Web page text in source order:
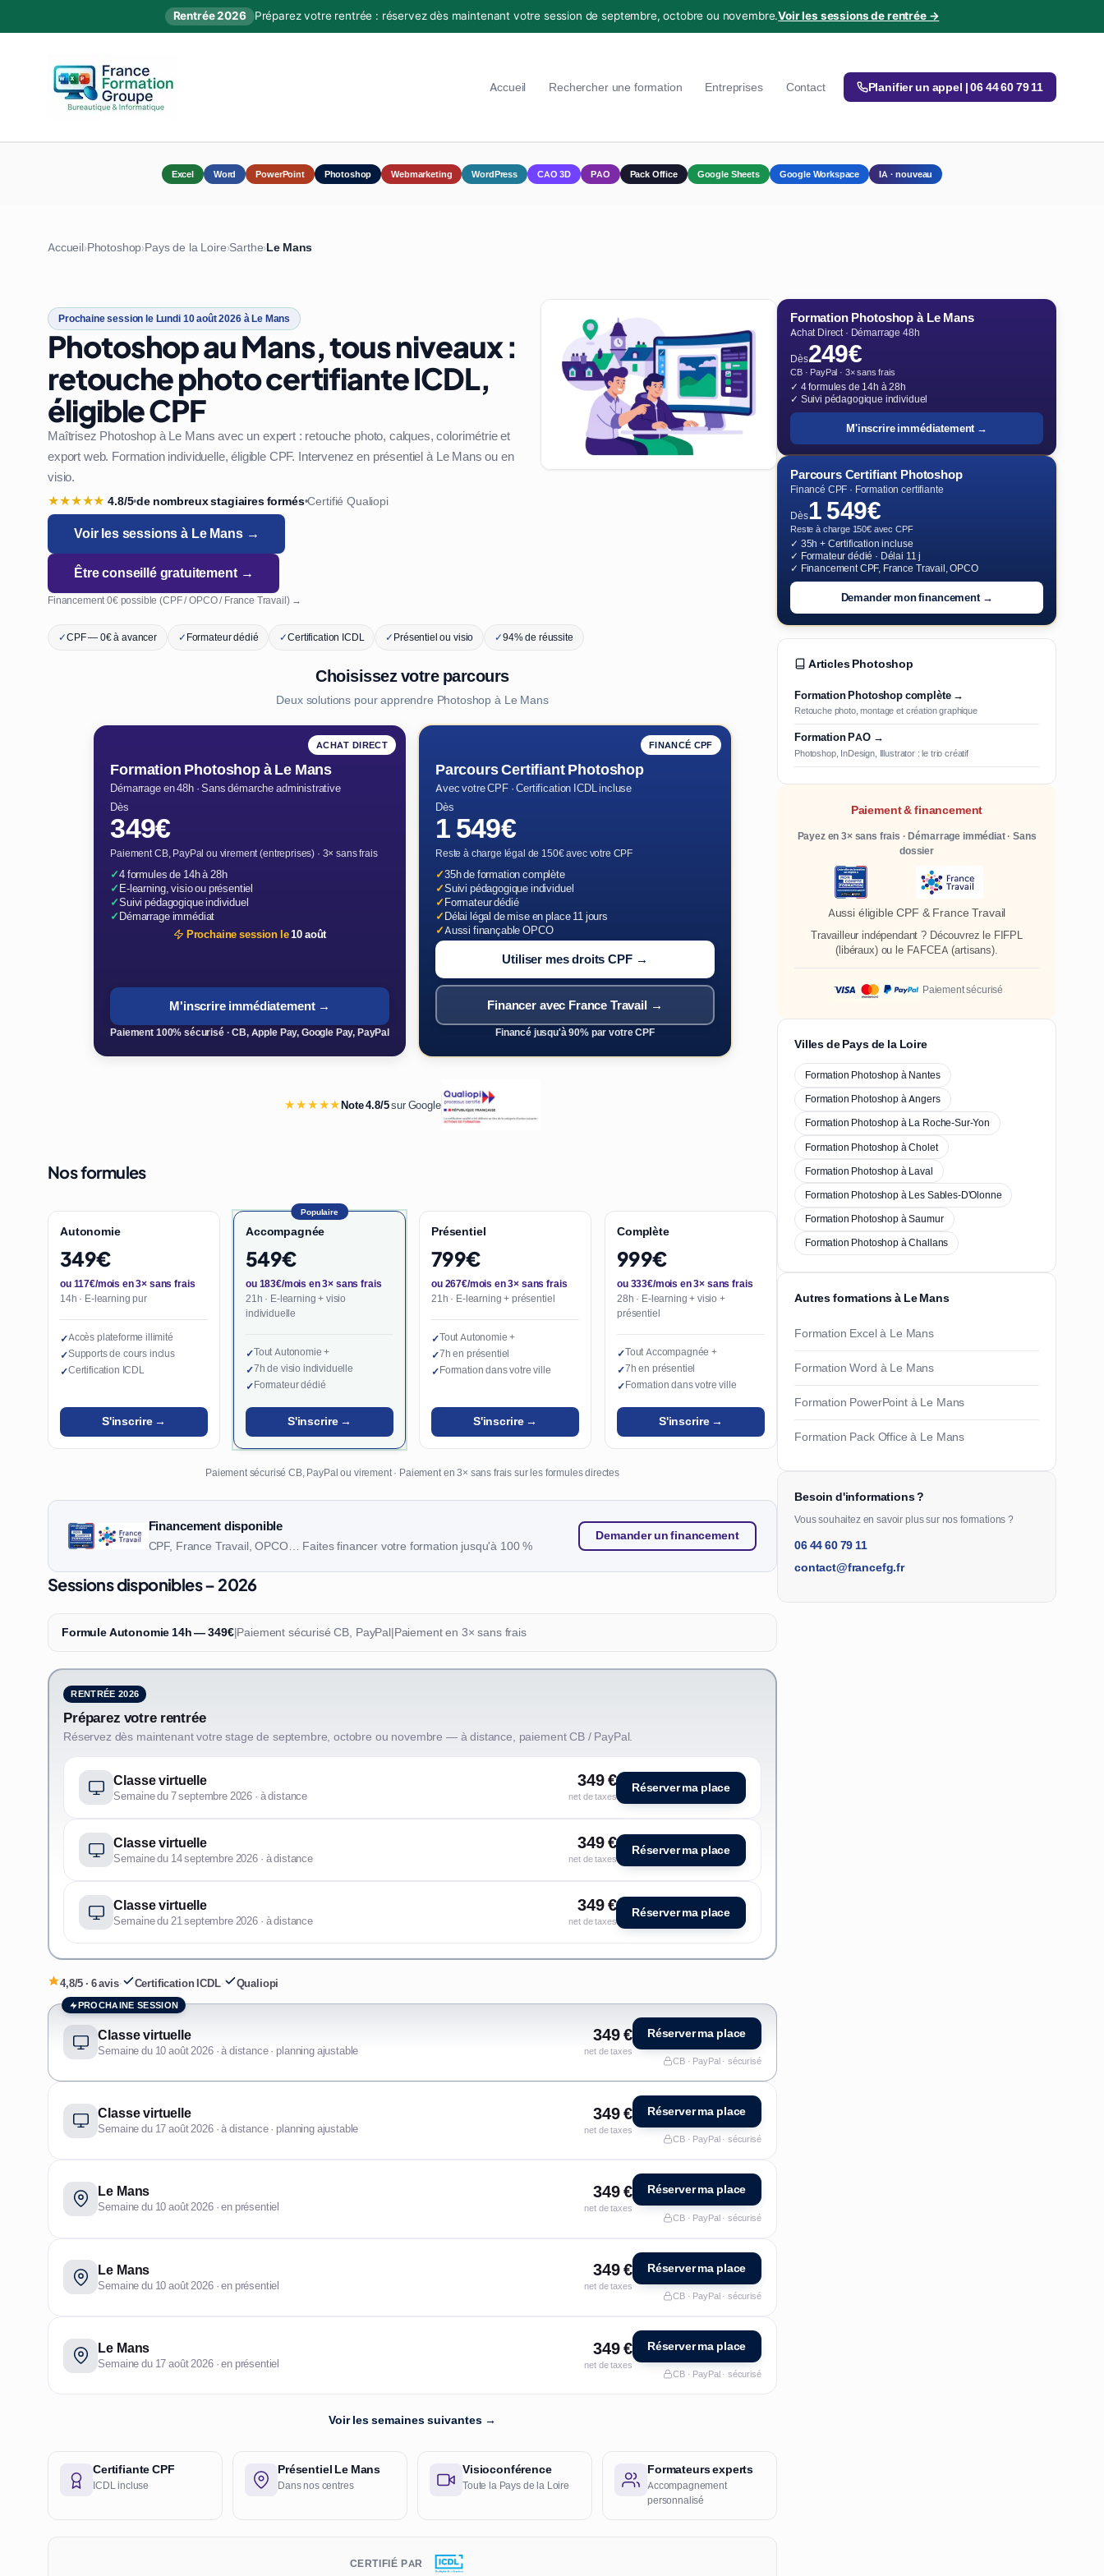
Rentrée 2026 Préparez votre rentrée : réservez dès maintenant votre session de septembre, octobre ou novembre.Voir les sessions de rentrée →
Accueil Rechercher une formation Entreprises Contact Planifier un appel | 06 44 60 79 11
Excel Word PowerPoint Photoshop Webmarketing WordPress CAO 3D PAO Pack Office Google Sheets Google Workspace IA · nouveau
Accueil›Photoshop›Pays de la Loire›Sarthe›Le Mans
Prochaine session le Lundi 10 août 2026 à Le Mans
Photoshop au Mans, tous niveaux :
retouche photo certifiante ICDL,
éligible CPF
Maîtrisez Photoshop à Le Mans avec un expert : retouche photo, calques, colorimétrie et
export web. Formation individuelle, éligible CPF. Intervenez en présentiel à Le Mans ou en
visio.
★★★★★ 4.8/5•de nombreux stagiaires formés•Certifié Qualiopi
Voir les sessions à Le Mans →
Être conseillé gratuitement →
Financement 0€ possible (CPF / OPCO / France Travail) →
✓CPF — 0€ à avancer ✓Formateur dédié ✓Certification ICDL ✓Présentiel ou visio ✓94% de réussite
Choisissez votre parcours
Deux solutions pour apprendre Photoshop à Le Mans
ACHAT DIRECT
Formation Photoshop à Le Mans
Démarrage en 48h · Sans démarche administrative
Dès
349€
Paiement CB, PayPal ou virement (entreprises) · 3× sans frais
✓4 formules de 14h à 28h
✓E-learning, visio ou présentiel
✓Suivi pédagogique individuel
✓Démarrage immédiat
Prochaine session le10 août
M'inscrire immédiatement →
Paiement 100% sécurisé · CB, Apple Pay, Google Pay, PayPal
FINANCÉ CPF
Parcours Certifiant Photoshop
Avec votre CPF · Certification ICDL incluse
Dès
1 549€
Reste à charge légal de 150€ avec votre CPF
✓35h de formation complète
✓Suivi pédagogique individuel
✓Formateur dédié
✓Délai légal de mise en place 11 jours
✓Aussi finançable OPCO
Utiliser mes droits CPF →
Financer avec France Travail →
Financé jusqu'à 90% par votre CPF
★★★★★Note 4.8/5sur Google
Nos formules
Autonomie
349€
ou 117€/mois en 3× sans frais
14h · E-learning pur
✓Accès plateforme illimité
✓Supports de cours inclus
✓Certification ICDL
S'inscrire →
Populaire
Accompagnée
549€
ou 183€/mois en 3× sans frais
21h · E-learning + visio
individuelle
✓Tout Autonomie +
✓7h de visio individuelle
✓Formateur dédié
S'inscrire →
Présentiel
799€
ou 267€/mois en 3× sans frais
21h · E-learning + présentiel
✓Tout Autonomie +
✓7h en présentiel
✓Formation dans votre ville
S'inscrire →
Complète
999€
ou 333€/mois en 3× sans frais
28h · E-learning + visio +
présentiel
✓Tout Accompagnée +
✓7h en présentiel
✓Formation dans votre ville
S'inscrire →
Paiement sécurisé CB, PayPal ou virement · Paiement en 3× sans frais sur les formules directes
Financement disponible
CPF, France Travail, OPCO… Faites financer votre formation jusqu'à 100 %
Demander un financement
Sessions disponibles – 2026
Formule Autonomie 14h — 349€|Paiement sécurisé CB, PayPal|Paiement en 3× sans frais
RENTRÉE 2026
Préparez votre rentrée
Réservez dès maintenant votre stage de septembre, octobre ou novembre — à distance, paiement CB / PayPal.
Classe virtuelle
Semaine du 7 septembre 2026 · à distance
349 €
net de taxes
Réserver ma place
Classe virtuelle
Semaine du 14 septembre 2026 · à distance
349 €
net de taxes
Réserver ma place
Classe virtuelle
Semaine du 21 septembre 2026 · à distance
349 €
net de taxes
Réserver ma place
4,8/5 · 6 avis· Certification ICDL· Qualiopi
PROCHAINE SESSION
Classe virtuelle
Semaine du 10 août 2026 · à distance · planning ajustable
349 €
net de taxes
Réserver ma place
CB · PayPal · sécurisé
Classe virtuelle
Semaine du 17 août 2026 · à distance · planning ajustable
349 €
net de taxes
Réserver ma place
CB · PayPal · sécurisé
Le Mans
Semaine du 10 août 2026 · en présentiel
349 €
net de taxes
Réserver ma place
CB · PayPal · sécurisé
Le Mans
Semaine du 10 août 2026 · en présentiel
349 €
net de taxes
Réserver ma place
CB · PayPal · sécurisé
Le Mans
Semaine du 17 août 2026 · en présentiel
349 €
net de taxes
Réserver ma place
CB · PayPal · sécurisé
Voir les semaines suivantes →
Certifiante CPF
ICDL incluse
Présentiel Le Mans
Dans nos centres
Visioconférence
Toute la Pays de la Loire
Formateurs experts
Accompagnement
personnalisé
CERTIFIÉ PAR
Formation Photoshop à Le Mans
Achat Direct · Démarrage 48h
Dès249€
CB · PayPal · 3× sans frais
✓ 4 formules de 14h à 28h
✓ Suivi pédagogique individuel
M'inscrire immédiatement →
Parcours Certifiant Photoshop
Financé CPF · Formation certifiante
Dès1 549€
Reste à charge 150€ avec CPF
✓ 35h + Certification incluse
✓ Formateur dédié · Délai 11 j
✓ Financement CPF, France Travail, OPCO
Demander mon financement →
Articles Photoshop
Formation Photoshop complète →
Retouche photo, montage et création graphique
Formation PAO →
Photoshop, InDesign, Illustrator : le trio créatif
Paiement & financement
Payez en 3× sans frais · Démarrage immédiat · Sans
dossier
Aussi éligible CPF & France Travail
Travailleur indépendant ? Découvrez le FIFPL
(libéraux) ou le FAFCEA (artisans).
Paiement sécurisé
Villes de Pays de la Loire
Formation Photoshop à Nantes
Formation Photoshop à Angers
Formation Photoshop à La Roche-Sur-Yon
Formation Photoshop à Cholet
Formation Photoshop à Laval
Formation Photoshop à Les Sables-D'Olonne
Formation Photoshop à Saumur
Formation Photoshop à Challans
Autres formations à Le Mans
Formation Excel à Le Mans
Formation Word à Le Mans
Formation PowerPoint à Le Mans
Formation Pack Office à Le Mans
Besoin d'informations ?
Vous souhaitez en savoir plus sur nos formations ?
06 44 60 79 11
contact@francefg.fr